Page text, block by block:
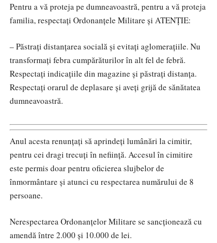
Pentru a vă proteja pe dumneavoastră, pentru a vă proteja
familia, respectați Ordonanțele Militare și ATENȚIE:
– Păstrați distanțarea socială și evitați aglomerațiile. Nu
transformați febra cumpărăturilor în alt fel de febră.
Respectați indicațiile din magazine și păstrați distanța.
Respectați orarul de deplasare și aveți grijă de sănătatea
dumneavoastră.
Anul acesta renunțați să aprindeți lumânări la cimitir,
pentru cei dragi trecuți în neființă. Accesul în cimitire
este permis doar pentru oficierea slujbelor de
înmormântare și atunci cu respectarea numărului de 8
persoane.
Nerespectarea Ordonanțelor Militare se sancționează cu
amendă între 2.000 și 10.000 de lei.